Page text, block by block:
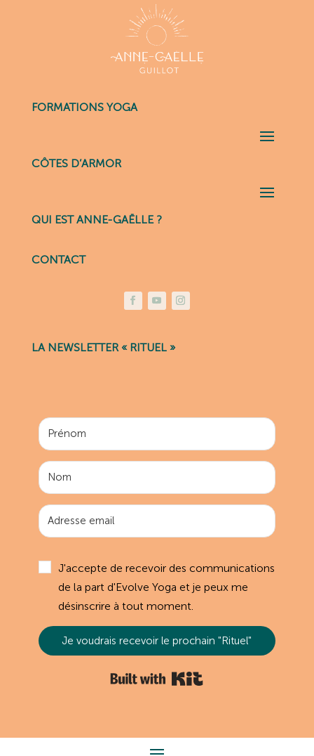
FORMATIONS YOGA
CÔTES D’ARMOR
QUI EST ANNE-GAËLLE ?
CONTACT
LA NEWSLETTER « RITUEL »
J'accepte de recevoir des communications
de la part d'Evolve Yoga et je peux me
désinscrire à tout moment.
Je voudrais recevoir le prochain "Rituel"